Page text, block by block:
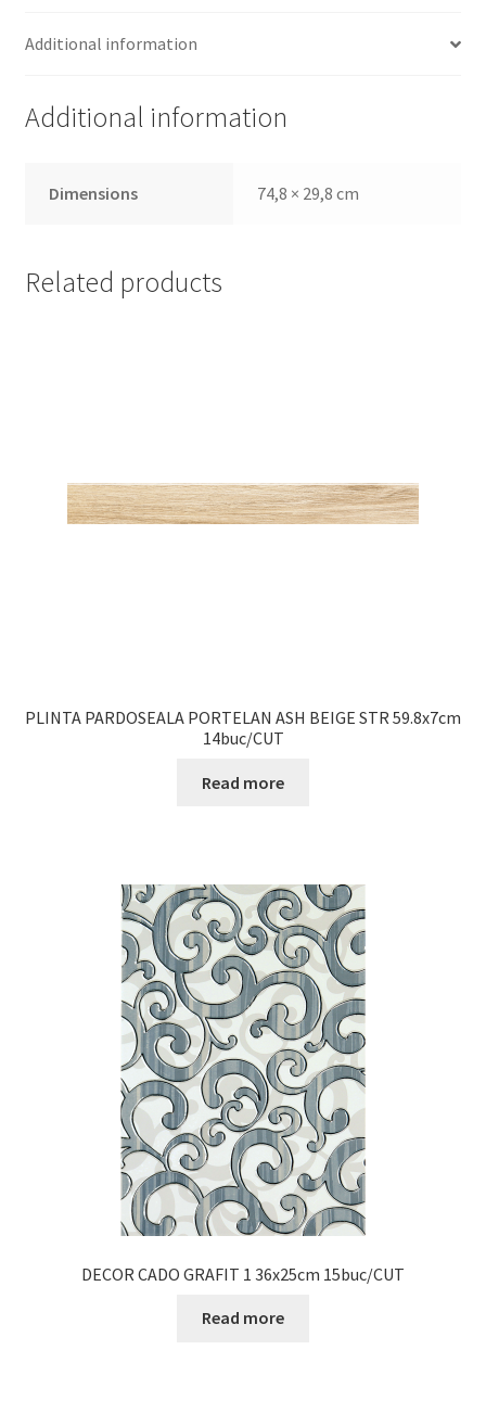
Additional information
Additional information
Dimensions 74,8 × 29,8 cm
Related products
PLINTA PARDOSEALA PORTELAN ASH BEIGE STR 59.8x7cm
14buc/CUT
Read more
DECOR CADO GRAFIT 1 36x25cm 15buc/CUT
Read more